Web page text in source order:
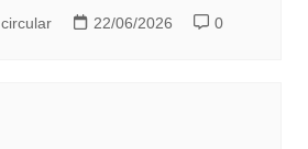
22/06/2026 0